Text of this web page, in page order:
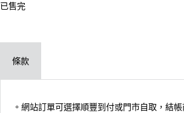
已售完
條款
。網站訂單可選擇順豐到付或門市自取，結